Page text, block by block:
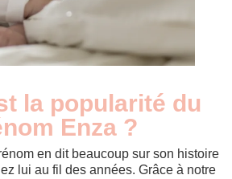
la popularité du
Enza ?
en dit beaucoup sur son histoire
lui au fil des années. Grâce à notre